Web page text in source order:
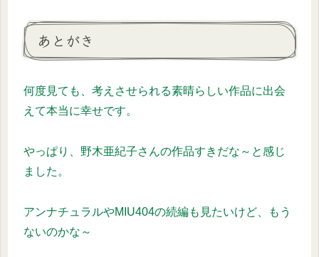
あとがき
何度見ても、考えさせられる素晴らしい作品に出会
えて本当に幸せです。
やっぱり、野木亜紀子さんの作品すきだな～と感じ
ました。
アンナチュラルやMIU404の続編も見たいけど、もう
ないのかな～